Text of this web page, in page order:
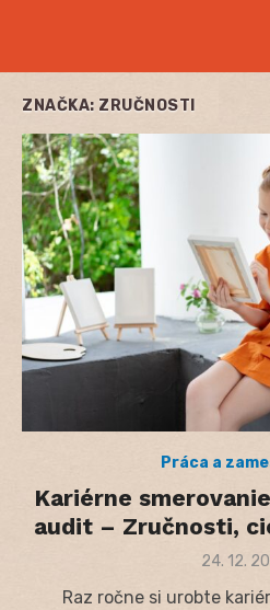
ZNAČKA: ZRUČNOSTI
Práca a
Kariérne
audit – Zručnosti,
Posted
24. 12.
Raz ročne si urobte